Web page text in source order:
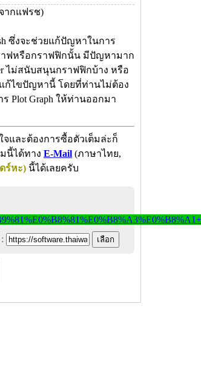
ซึ่งจะช่วยแก้ปัญหาในการ
ราฟหรือกราฟฟิกนั้น มีปัญหามาก
ไม่สนับสนุนกราฟฟิกบ้าง หรือ
ก้ไขปัญหานี้ โดยที่ท่านไม่ต้อง
Plot Graph ให้ท่านออกมา
และต้องการซื้อตัวเต็มล่ะก็
นี้ได้ทาง E-Mail (ภาษาไทย,
ร์หะ) นี้ได้เลยครับ